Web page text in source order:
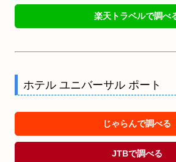
楽天トラベルで調べ
ホテル ユニバーサル ポート
じゃらんで調べる
JTBで調べる